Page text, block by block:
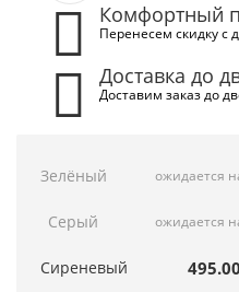
Комфортный
Перенесем скидку с
Доставка до
Доставим заказ до
Зелёный ожидается
Серый ожидается
Сиреневый